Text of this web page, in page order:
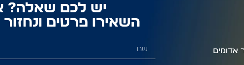
יש לכם שאלה?
השאירו פרטים